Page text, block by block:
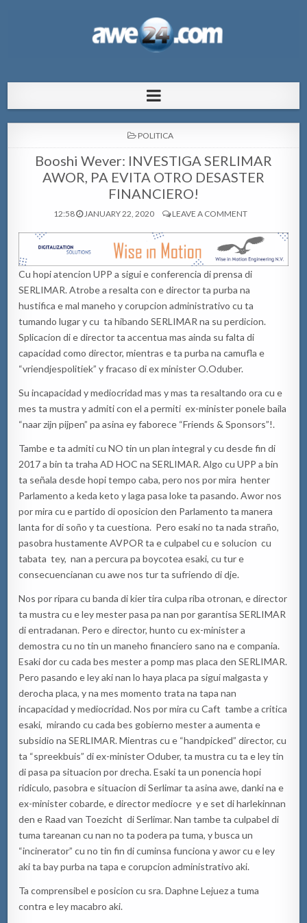
pa Aruba
POSTED
POLITICA
Booshi Wever: INVESTIGA SERLIMAR
AWOR, PA EVITA OTRO DESASTER
FINANCIERO!
12:58 JANUARY 22, 2020 LEAVE A COMMENT
Cu hopi atencion UPP a sigui e conferencia di prensa di
SERLIMAR. Atrobe a resalta con e director ta purba na
hustifica e mal maneho y corupcion administrativo cu ta
tumando lugar y cu ta hibando SERLIMAR na su perdicion.
Splicacion di e director ta accentua mas ainda su falta di
capacidad como director, mientras e ta purba na camufla e
“vriendjespolitiek” y fracaso di ex minister O.Oduber.
Su incapacidad y mediocridad mas y mas ta resaltando ora cu e
mes ta mustra y admiti con el a permiti ex-minister ponele baila
“naar zijn pijpen” pa asina ey faborece “Friends & Sponsors”!.
Tambe e ta admiti cu NO tin un plan integral y cu desde fin di
2017 a bin ta traha AD HOC na SERLIMAR. Algo cu UPP a bin
ta señala desde hopi tempo caba, pero nos por mira henter
Parlamento a keda keto y laga pasa loke ta pasando. Awor nos
por mira cu e partido di oposicion den Parlamento ta manera
lanta for di soño y ta cuestiona. Pero esaki no ta nada straño,
pasobra hustamente AVPOR ta e culpabel cu e solucion cu
tabata tey, nan a percura pa boycotea esaki, cu tur e
consecuencianan cu awe nos tur ta sufriendo di dje.
Nos por ripara cu banda di kier tira culpa riba otronan, e director
ta mustra cu e ley mester pasa pa nan por garantisa SERLIMAR
di entradanan. Pero e director, hunto cu ex-minister a
demostra cu no tin un maneho financiero sano na e compania.
Esaki dor cu cada bes mester a pomp mas placa den SERLIMAR.
Pero pasando e ley aki nan lo haya placa pa sigui malgasta y
derocha placa, y na mes momento trata na tapa nan
incapacidad y mediocridad. Nos por mira cu Caft tambe a critica
esaki, mirando cu cada bes gobierno mester a aumenta e
subsidio na SERLIMAR. Mientras cu e “handpicked” director, cu
ta “spreekbuis” di ex-minister Oduber, ta mustra cu ta e ley tin
di pasa pa situacion por drecha. Esaki ta un ponencia hopi
ridiculo, pasobra e situacion di Serlimar ta asina awe, danki na e
ex-minister cobarde, e director mediocre y e set di harlekinnan
den e Raad van Toezicht di Serlimar. Nan tambe ta culpabel di
tuma tareanan cu nan no ta podera pa tuma, y busca un
“incinerator” cu no tin fin di cuminsa funciona y awor cu e ley
aki ta bay purba na tapa e corupcion administrativo aki.
Ta comprensibel e posicion cu sra. Daphne Lejuez a tuma
contra e ley macabro aki.